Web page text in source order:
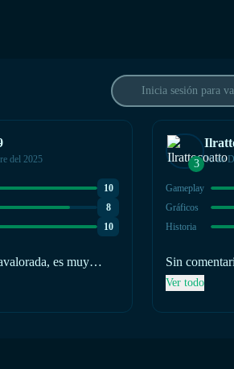
Inicia sesión para
del 2025
10
8
10
es muy
la subtrama
3 10 de
Gameplay
Gráficos
Historia
Sin
Ver todo